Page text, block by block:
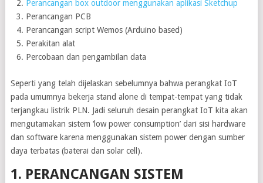
Perancangan box outdoor menggunakan aplikasi Sketchup
Perancangan PCB
Perancangan script Wemos (Arduino based)
Perakitan alat
Percobaan dan pengambilan data
Seperti yang telah dijelaskan sebelumnya bahwa perangkat IoT
pada umumnya bekerja stand alone di tempat-tempat yang tidak
terjangkau listrik PLN. Jadi seluruh desain perangkat IoT kita akan
mengutamakan sistem ‘low power consumption’ dari sisi hardware
dan software karena menggunakan sistem power dengan sumber
daya terbatas (baterai dan solar cell).
1. PERANCANGAN SISTEM